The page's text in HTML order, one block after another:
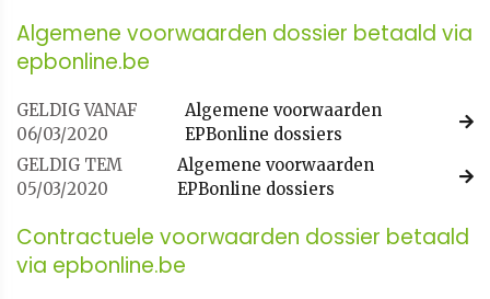
Algemene voorwaarden dossier betaald via
epbonline.be
GELDIG VANAF
06/03/2020
Algemene voorwaarden
EPBonline dossiers
GELDIG TEM
05/03/2020
Algemene voorwaarden
EPBonline dossiers
Contractuele voorwaarden dossier betaald
via epbonline.be